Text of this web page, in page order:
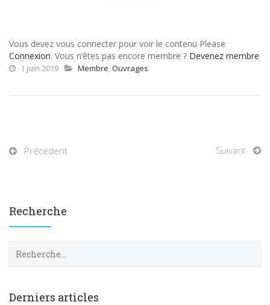
Vous devez vous connecter pour voir le contenu Please
Connexion. Vous n’êtes pas encore membre ? Devenez membre
1 juin 2019 Membre, Ouvrages
Précédent Suivant
Recherche
e
Derniers articles